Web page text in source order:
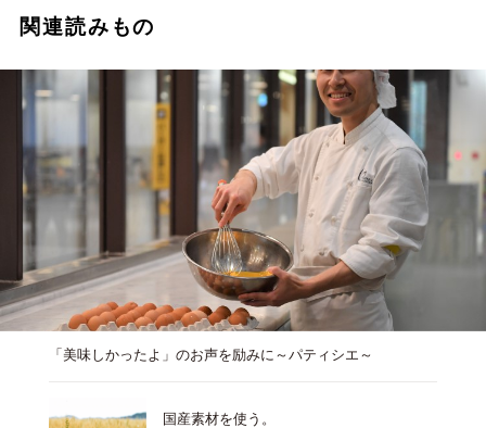
関連読みもの
「美味しかったよ」のお声を励みに～パティシエ～
国産素材を使う。